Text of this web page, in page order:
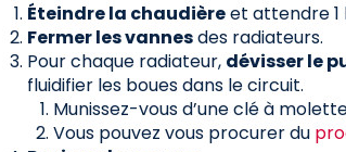
Éteindre la chaudièreet attendre 1
Fermer les vannesdes radiateurs.
Pour chaque radiateur, dévisser le
fluidifier les boues dans le circuit.
Munissez-vous d’une clé à
Vous pouvez vous procurer du